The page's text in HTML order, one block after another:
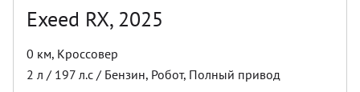
Exeed RX, 2025
0 км, Кроссовер
2 л / 197 л.с / Бензин, Робот, Полный привод